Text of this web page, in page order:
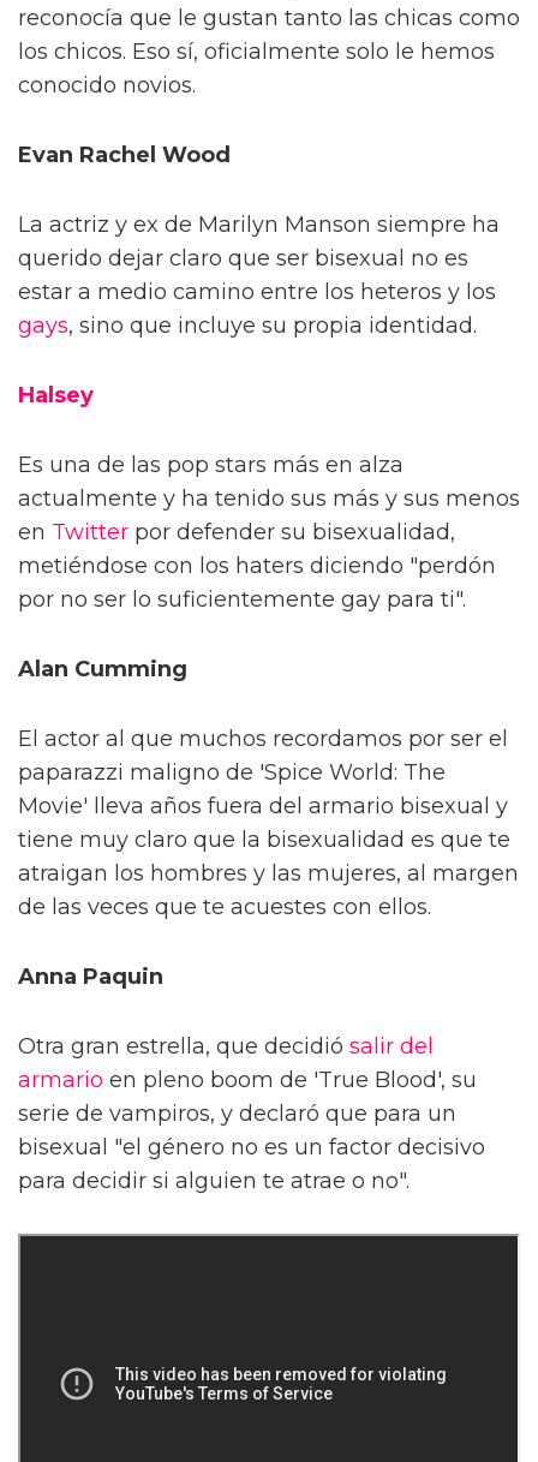
reconocía que le gustan tanto las chicas como
los chicos. Eso sí, oficialmente solo le hemos
conocido novios.
Evan Rachel Wood
La actriz y ex de Marilyn Manson siempre ha
querido dejar claro que ser bisexual no es
estar a medio camino entre los heteros y los
gays, sino que incluye su propia identidad.
Halsey
Es una de las pop stars más en alza
actualmente y ha tenido sus más y sus menos
en Twitter por defender su bisexualidad,
metiéndose con los haters diciendo "perdón
por no ser lo suficientemente gay para ti".
Alan Cumming
El actor al que muchos recordamos por ser el
paparazzi maligno de 'Spice World: The
Movie' lleva años fuera del armario bisexual y
tiene muy claro que la bisexualidad es que te
atraigan los hombres y las mujeres, al margen
de las veces que te acuestes con ellos.
Anna Paquin
Otra gran estrella, que decidió salir del
armario en pleno boom de 'True Blood', su
serie de vampiros, y declaró que para un
bisexual "el género no es un factor decisivo
para decidir si alguien te atrae o no".